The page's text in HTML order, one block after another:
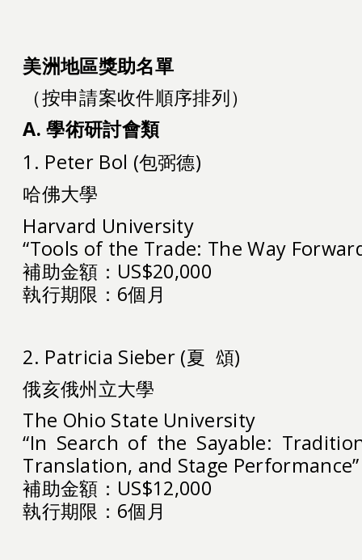
美洲地區獎助名單
（按申請案收件順序排列）
A.學術研討會類
1. Peter Bol (包弼德)
哈佛大學
Harvard University
“Tools of the Trade: The Way
補助金額：US$20,000
執行期限：6個月
2. Patricia Sieber (夏 頌)
俄亥俄州立大學
The Ohio State University
“In Search of the Sayable:
Translation, and Stage Performance”
補助金額：US$12,000
執行期限：6個月